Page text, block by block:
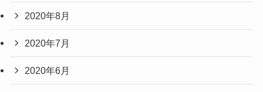
2020年8月
2020年7月
2020年6月